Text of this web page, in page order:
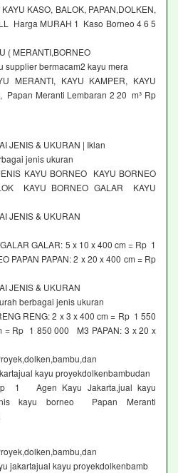
KASO, BALOK, PAPAN,DOLKEN,
Harga MURAH 1 Kaso Borneo 4 6 5
( MERANTI,BORNEO
bermacam2 kayu mera
KAYU KAMPER, KAYU
Papan Meranti Lembaran 2 20 m³ Rp
JENIS & UKURAN | Iklan
jenis ukuran
KAYU BORNEO KAYU BORNEO
KAYU BORNEO GALAR KAYU
JENIS & UKURAN
GALAR: 5 x 10 x 400 cm = Rp 1
PAPAN PAPAN: 2 x 20 x 400 cm = Rp
JENIS & UKURAN
berbagai jenis ukuran
RENG: 2 x 3 x 400 cm = Rp 1 550
Rp 1 850 000 M3 PAPAN: 3 x 20 x
kayu proyekdolkenbambudan
1 Agen Kayu Jakarta,jual kayu
kayu borneo Papan Meranti
jakartajual kayu proyekdolkenbamb